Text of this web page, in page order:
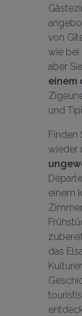
von
wie bei
aber
einem
Finden
wieder
einem
das